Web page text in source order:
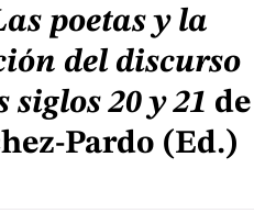
poetas y la
del discurso
siglos 20 y 21 de
Pardo (Ed.)